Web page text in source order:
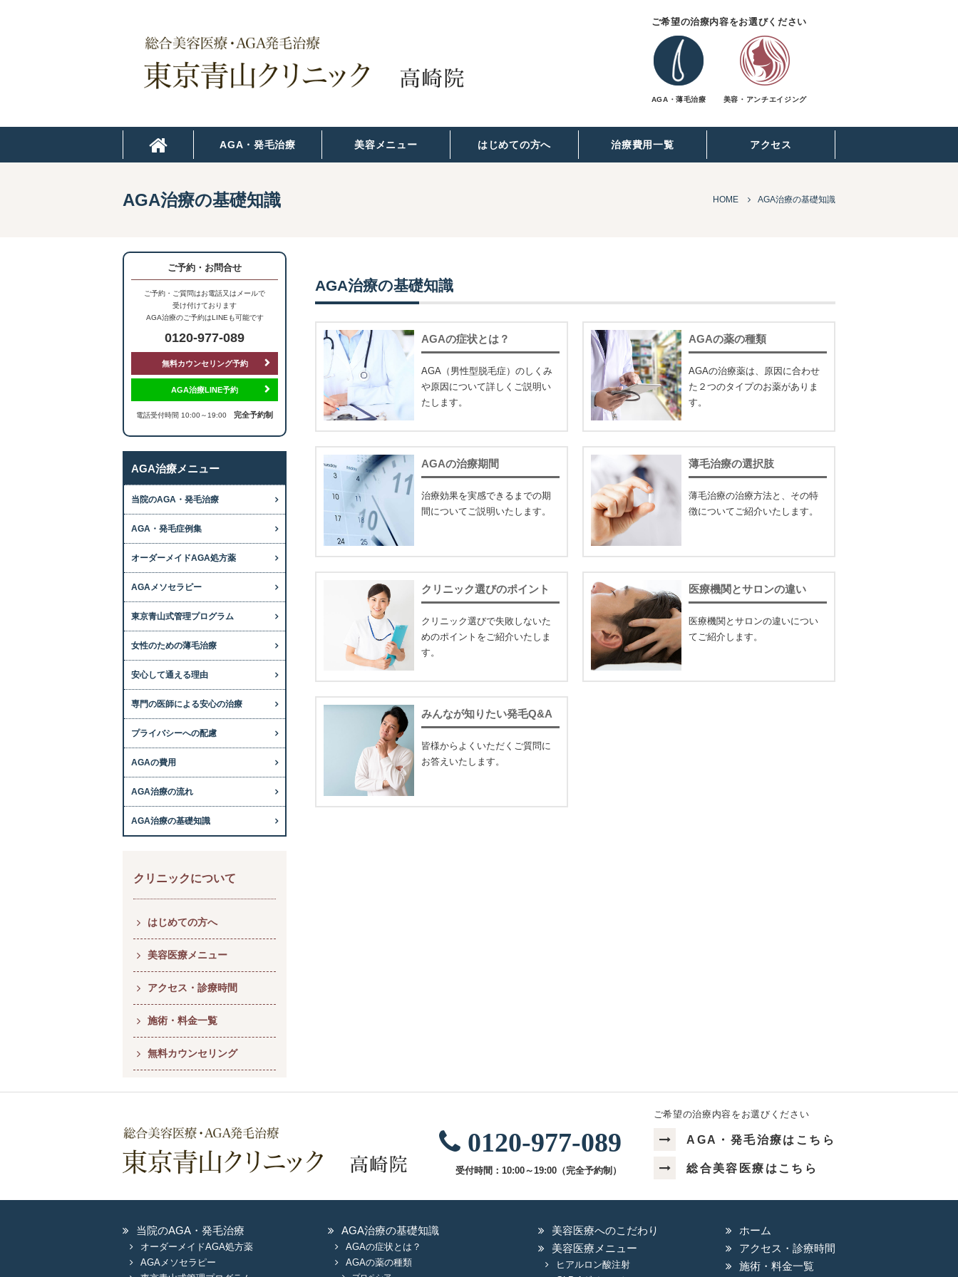
ご希望の治療内容をお選びください
AGA・薄毛治療 美容・アンチエイジング
AGA・発毛治療 美容メニュー はじめての方へ 治療費用一覧 アクセス
AGA治療の基礎知識 HOME AGA治療の基礎知識
AGA治療の基礎知識
AGAの症状とは？
AGA（男性型脱毛症）のしくみ
や原因について詳しくご説明い
たします。
AGAの薬の種類
AGAの治療薬は、原因に合わせ
た２つのタイプのお薬がありま
す。
AGAの治療期間
治療効果を実感できるまでの期
間についてご説明いたします。
薄毛治療の選択肢
薄毛治療の治療方法と、その特
徴についてご紹介いたします。
クリニック選びのポイント
クリニック選びで失敗しないた
めのポイントをご紹介いたしま
す。
医療機関とサロンの違い
医療機関とサロンの違いについ
てご紹介します。
みんなが知りたい発毛Q&A
皆様からよくいただくご質問に
お答えいたします。
ご予約・お問合せ
ご予約・ご質問はお電話又はメールで
受け付けております
AGA治療のご予約はLINEも可能です
0120-977-089
無料カウンセリング予約
AGA治療LINE予約
電話受付時間 10:00～19:00 完全予約制
AGA治療メニュー
当院のAGA・発毛治療
AGA・発毛症例集
オーダーメイドAGA処方薬
AGAメソセラピー
東京青山式管理プログラム
女性のための薄毛治療
安心して通える理由
専門の医師による安心の治療
プライバシーへの配慮
AGAの費用
AGA治療の流れ
AGA治療の基礎知識
クリニックについて
はじめての方へ
美容医療メニュー
アクセス・診療時間
施術・料金一覧
無料カウンセリング
0120-977-089
受付時間：10:00～19:00（完全予約制）
ご希望の治療内容をお選びください
AGA・発毛治療はこちら
総合美容医療はこちら
当院のAGA・発毛治療
オーダーメイドAGA処方薬
AGAメソセラピー
AGA治療の基礎知識
AGAの症状とは？
AGAの薬の種類
美容医療へのこだわり
美容医療メニュー
ヒアルロン酸注射
ホーム
アクセス・診療時間
施術・料金一覧